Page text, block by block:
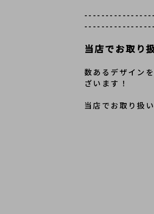
当店でお取り
数あるデザイン
ざいます！
当店でお取り扱